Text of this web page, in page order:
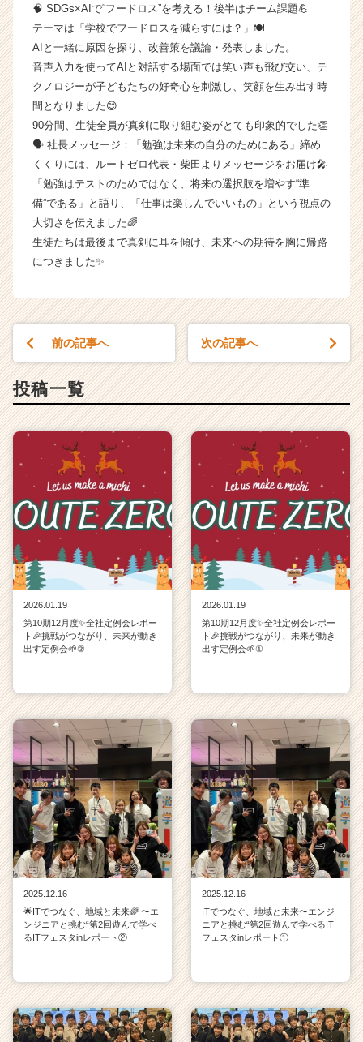
ス
カ
ウ
ト
が
就
活
サ
イ
ト
チ
ア
キ
（C
C
r）
🧠 SDGs×AIで“フードロス”を考える！後半はチーム課題💪
テーマは「学校でフードロスを減らすには？」🍽️
AIと一緒に原因を探り、改善策を議論・発表しました。
音声入力を使ってAIと対話する場面では笑い声も飛び交い、テ
クノロジーが子どもたちの好奇心を刺激し、笑顔を生み出す時
間となりました😊
90分間、生徒全員が真剣に取り組む姿がとても印象的でした👏
🗣️ 社長メッセージ：「勉強は未来の自分のためにある」締め
くくりには、ルートゼロ代表・柴田よりメッセージをお届け🎤
「勉強はテストのためではなく、将来の選択肢を増やす“準
備”である」と語り、「仕事は楽しんでいいもの」という視点の
大切さを伝えました🌈
生徒たちは最後まで真剣に耳を傾け、未来への期待を胸に帰路
につきました✨
前の記事へ 次の記事へ
投稿一覧
2026.01.19
第10期12月度✨全社定例会レポー
ト🎉挑戦がつながり、未来が動き
出す定例会🌱②
2026.01.19
第10期12月度✨全社定例会レポー
ト🎉挑戦がつながり、未来が動き
出す定例会🌱①
2025.12.16
🌟ITでつなぐ、地域と未来🌈 〜エ
ンジニアと挑む“第2回遊んで学べ
るITフェスタinレポート②
2025.12.16
ITでつなぐ、地域と未来〜エンジ
ニアと挑む“第2回遊んで学べるIT
フェスタinレポート①